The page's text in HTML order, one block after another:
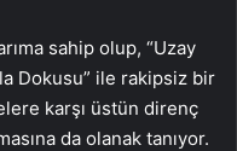
sahip olup, “Uzay
Dokusu” ile rakipsiz bir
karşı üstün direnç
da olanak tanıyor.